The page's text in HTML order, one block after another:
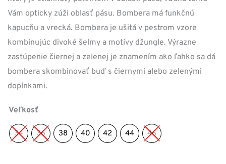
Vám opticky zúži oblasť pásu. Bombera má funkčnú
kapucňu a vrecká. Bombera je ušitá v pestrom vzore
kombinujúc divoké šelmy a motívy džungle. Výrazne
zastúpenie čiernej a zelenej je znamením ako ľahko sa dá
bombera skombinovať buď s čiernymi alebo zelenými
doplnkami.
Veľkosť
34 36 38 40 42 44 46